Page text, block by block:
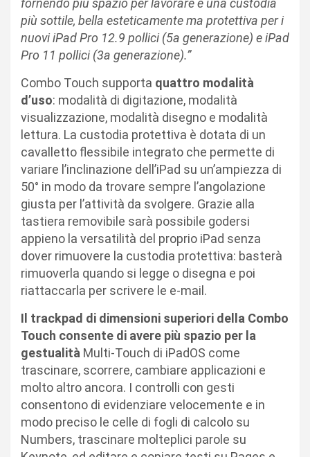
fornendo più spazio per lavorare e una custodia
più sottile, bella esteticamente ma protettiva per i
nuovi iPad Pro 12.9 pollici (5a generazione) e iPad
Pro 11 pollici (3a generazione).”
Combo Touch supporta quattro modalità
d’uso: modalità di digitazione, modalità
visualizzazione, modalità disegno e modalità
lettura. La custodia protettiva è dotata di un
cavalletto flessibile integrato che permette di
variare l’inclinazione dell’iPad su un’ampiezza di
50° in modo da trovare sempre l’angolazione
giusta per l’attività da svolgere. Grazie alla
tastiera removibile sarà possibile godersi
appieno la versatilità del proprio iPad senza
dover rimuovere la custodia protettiva: basterà
rimuoverla quando si legge o disegna e poi
riattaccarla per scrivere le e-mail.
Il trackpad di dimensioni superiori della Combo
Touch consente di avere più spazio per la
gestualità Multi-Touch di iPadOS come
trascinare, scorrere, cambiare applicazioni e
molto altro ancora. I controlli con gesti
consentono di evidenziare velocemente e in
modo preciso le celle di fogli di calcolo su
Numbers, trascinare molteplici parole su